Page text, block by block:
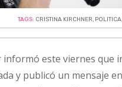
TAGS: CRISTINA KIRCHNER, POLITICA,
informó este viernes que
y publicó un mensaje